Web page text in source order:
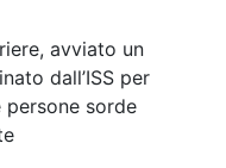
avviato un
dall’ISS per
persone sorde